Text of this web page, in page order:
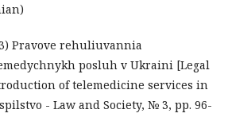
Pravove rehuliuvannia
posluh v Ukraini [Legal
of telemedicine services in
- Law and Society, № 3, рр. 96-